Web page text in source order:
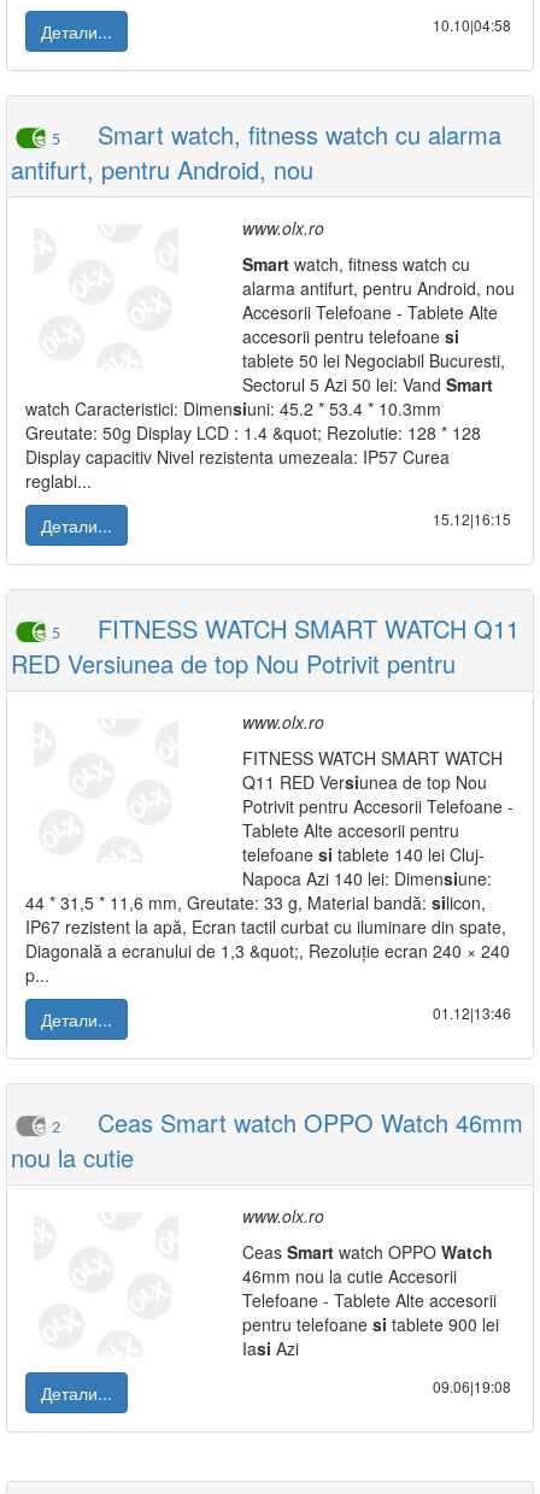
Детали...
10.10|04:58
5
Smart watch, fitness watch cu alarma
antifurt, pentru Android, nou
www.olx.ro
Smart watch, fitness watch cu
alarma antifurt, pentru Android, nou
Accesorii Telefoane - Tablete Alte
accesorii pentru telefoane si
tablete 50 lei Negociabil Bucuresti,
Sectorul 5 Azi 50 lei: Vand Smart
watch Caracteristici: Dimensiuni: 45.2 * 53.4 * 10.3mm
Greutate: 50g Display LCD : 1.4 &quot; Rezolutie: 128 * 128
Display capacitiv Nivel rezistenta umezeala: IP57 Curea
reglabi...
Детали...
15.12|16:15
5
FITNESS WATCH SMART WATCH Q11
RED Versiunea de top Nou Potrivit pentru
www.olx.ro
FITNESS WATCH SMART WATCH
Q11 RED Versiunea de top Nou
Potrivit pentru Accesorii Telefoane -
Tablete Alte accesorii pentru
telefoane si tablete 140 lei Cluj-
Napoca Azi 140 lei: Dimensiune:
44 * 31,5 * 11,6 mm, Greutate: 33 g, Material bandă: silicon,
IP67 rezistent la apă, Ecran tactil curbat cu iluminare din spate,
Diagonală a ecranului de 1,3 &quot;, Rezoluție ecran 240 × 240
p...
Детали...
01.12|13:46
2
Ceas Smart watch OPPO Watch 46mm
nou la cutie
www.olx.ro
Ceas Smart watch OPPO Watch
46mm nou la cutie Accesorii
Telefoane - Tablete Alte accesorii
pentru telefoane si tablete 900 lei
Iasi Azi
Детали...
09.06|19:08